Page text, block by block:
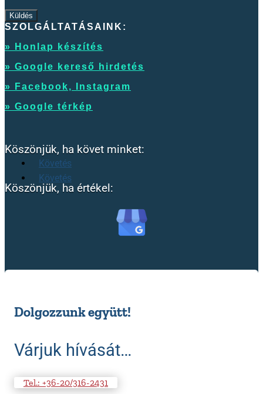
Küldés
SZOLGÁLTATÁSAINK:
» Honlap készítés
» Google kereső hirdetés
» Facebook, Instagram
» Google térkép
Köszönjük, ha követ minket:
Követés
Követés
Köszönjük, ha értékel:
Dolgozzunk együtt!
Várjuk hívását…
Tel.: +36-20/316-2431